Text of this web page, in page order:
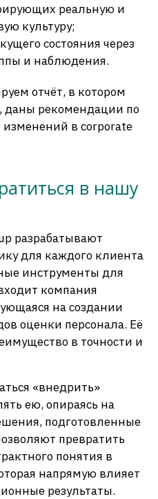
реальную и
культуру;
состояния через
и наблюдения.
отчёт, в котором
даны рекомендации по
в corporate
в нашу
разрабатывают
для каждого клиента
инструменты для
компания
на создании
оценки персонала. Её
в точности и
«внедрить»
ею, опираясь на
подготовленные
превратить
понятия в
напрямую влияет
результаты.